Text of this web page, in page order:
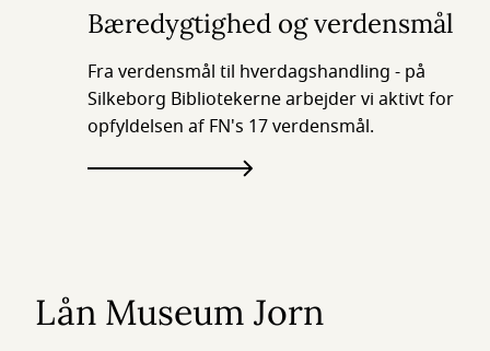
Bæredygtighed og verdensmål
Fra verdensmål til hverdagshandling - på
Silkeborg Bibliotekerne arbejder vi aktivt for
opfyldelsen af FN's 17 verdensmål.
Lån Museum Jorn